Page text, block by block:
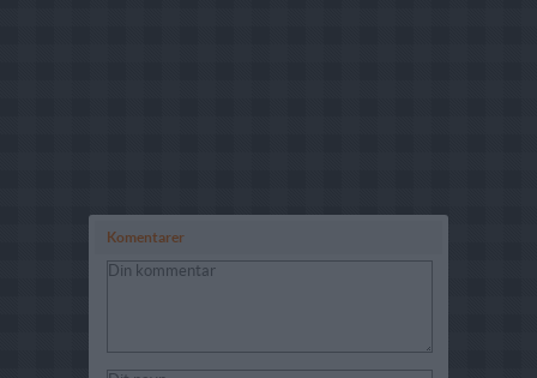
Komentarer